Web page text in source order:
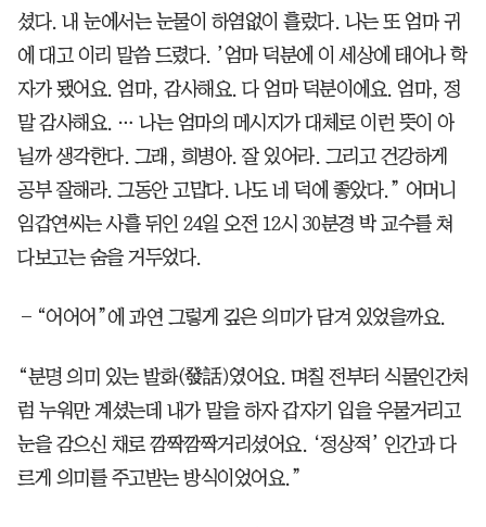
셨다. 내 눈에서는 눈물이 하염없이 흘렀다. 나는 또 엄마 귀
에 대고 이리 말씀 드렸다. ’엄마 덕분에 이 세상에 태어나 학
자가 됐어요. 엄마, 감사해요. 다 엄마 덕분이에요. 엄마, 정
말 감사해요. … 나는 엄마의 메시지가 대체로 이런 뜻이 아
닐까 생각한다. 그래, 희병아. 잘 있어라. 그리고 건강하게
공부 잘해라. 그동안 고맙다. 나도 네 덕에 좋았다.” 어머니
임갑연씨는 사흘 뒤인 24일 오전 12시 30분경 박 교수를 쳐
다보고는 숨을 거두었다.
―“어어어”에 과연 그렇게 깊은 의미가 담겨 있었을까요.
“분명 의미 있는 발화(發話)였어요. 며칠 전부터 식물인간처
럼 누워만 계셨는데 내가 말을 하자 갑자기 입을 우물거리고
눈을 감으신 채로 깜짝깜짝거리셨어요. ‘정상적’ 인간과 다
르게 의미를 주고받는 방식이었어요.”